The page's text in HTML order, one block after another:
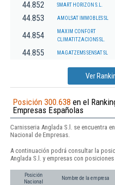
44.852 SMART HORIZON S.L.
44.853 AMOLSAT IMMOBLES SL
44.854
MAXIM CONFORT
CLIMATITZACIONS SL.
44.855 MAGATZEMS SENSAT SL
Ver
Posición 300.638 en el
Empresas Españolas
Carnisseria Anglada S.l. se encuentra
Nacional de Empresas.
A continuación podrá consultar la
Anglada S.l. y empresas con
Posición
Nacional
Nombre de la empresa